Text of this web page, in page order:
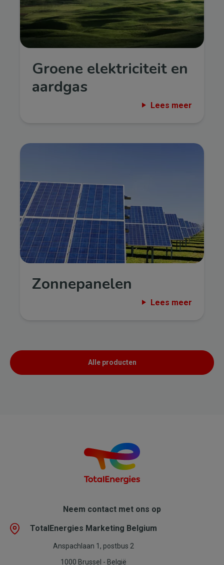
Groene elektriciteit en
aardgas
Lees meer
Afbeelding
Zonnepanelen
Lees meer
Alle producten
Neem contact met ons op
TotalEnergies Marketing Belgium
Anspachlaan 1, postbus 2
1000 Brussel - België